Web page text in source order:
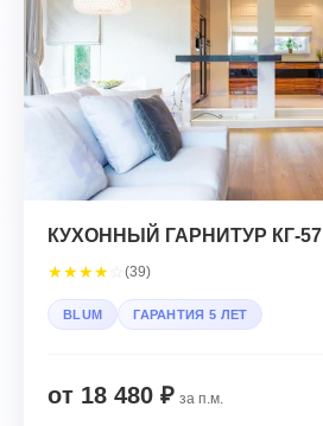
КУХОННЫЙ ГАРНИТУР КГ-57
★★★★ (39)
BLUM ГАРАНТИЯ 5 ЛЕТ
от 18 480 ₽ за п.м.